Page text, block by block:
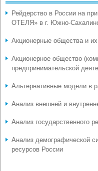
Рейдерство в России на
ОТЕЛЯ» в г. Южно-
Акционерные общества и
Акционерное общество
предпринимательской
Альтернативные модели в
Анализ внешней и
Анализ государственного
Анализ демографической
ресурсов России